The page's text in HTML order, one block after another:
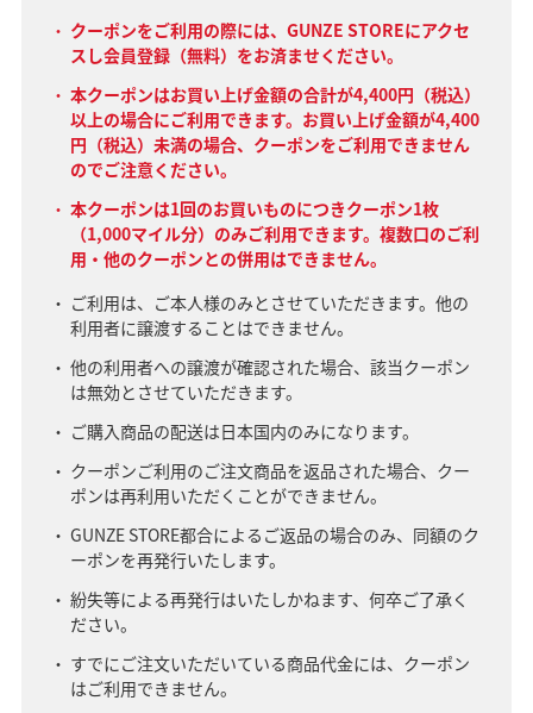
クーポンをご利用の際には、GUNZE STOREにアクセ
スし会員登録（無料）をお済ませください。
本クーポンはお買い上げ金額の合計が4,400円（税込）
以上の場合にご利用できます。お買い上げ金額が4,400
円（税込）未満の場合、クーポンをご利用できません
のでご注意ください。
本クーポンは1回のお買いものにつきクーポン1枚
（1,000マイル分）のみご利用できます。複数口のご利
用・他のクーポンとの併用はできません。
ご利用は、ご本人様のみとさせていただきます。他の
利用者に譲渡することはできません。
他の利用者への譲渡が確認された場合、該当クーポン
は無効とさせていただきます。
ご購入商品の配送は日本国内のみになります。
クーポンご利用のご注文商品を返品された場合、クー
ポンは再利用いただくことができません。
GUNZE STORE都合によるご返品の場合のみ、同額のク
ーポンを再発行いたします。
紛失等による再発行はいたしかねます、何卒ご了承く
ださい。
すでにご注文いただいている商品代金には、クーポン
はご利用できません。